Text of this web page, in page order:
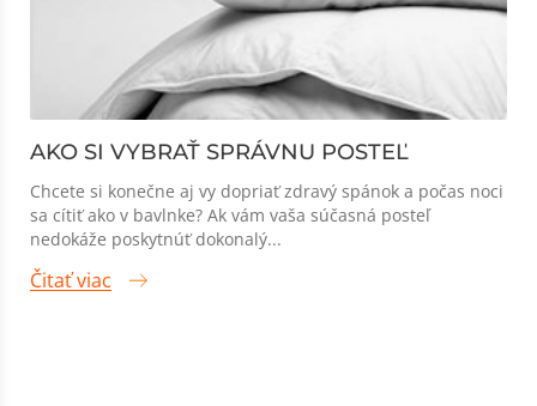
AKO SI VYBRAŤ SPRÁVNU POSTEĽ
Chcete si konečne aj vy dopriať zdravý spánok a počas noci
sa cítiť ako v bavlnke? Ak vám vaša súčasná posteľ
nedokáže poskytnúť dokonalý...
Čitať viac